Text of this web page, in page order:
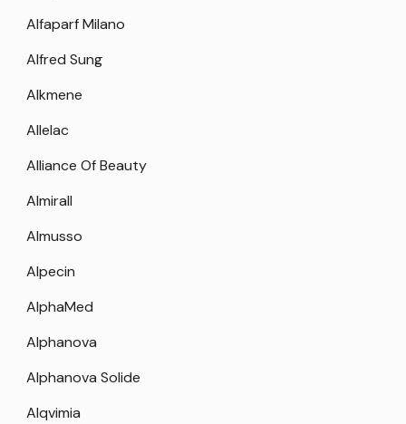
Alfaparf Milano
Alfred Sung
Alkmene
Allelac
Alliance Of Beauty
Almirall
Almusso
Alpecin
AlphaMed
Alphanova
Alphanova Solide
Alqvimia